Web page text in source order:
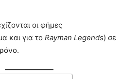
οι φήμες
και για το Rayman Legends) σε